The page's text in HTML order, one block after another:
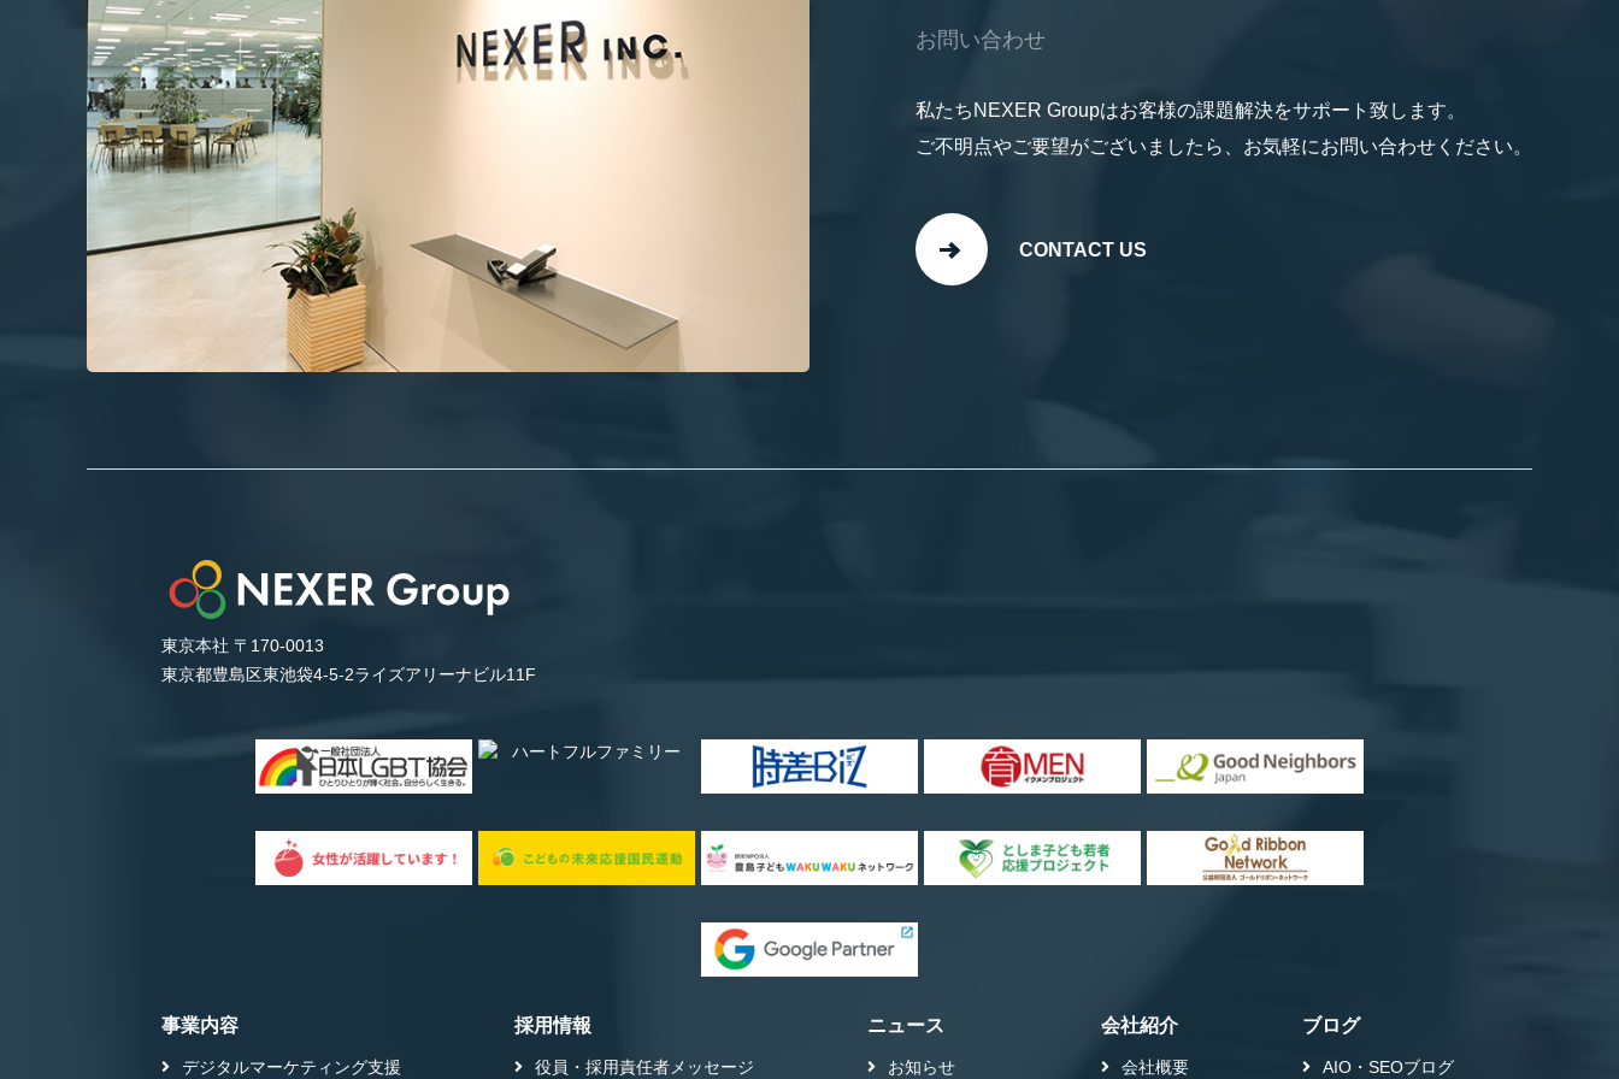
お問い合わせ
私たちNEXER Groupはお客様の課題解決をサポート致します。
ご不明点やご要望がございましたら、お気軽にお問い合わせください。
CONTACT US
東京本社 〒170-0013
東京都豊島区東池袋4-5-2ライズアリーナビル11F
事業内容
デジタルマーケティング支援
採用情報
役員・採用責任者メッセージ
ニュース
お知らせ
会社紹介
会社概要
ブログ
AIO・SEOブログ